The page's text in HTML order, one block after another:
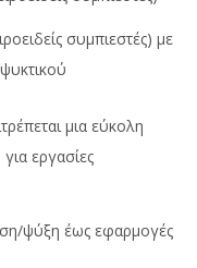
συμπιεστές) με
μια εύκολη
εργασίες
ψύξη έως εφαρμογές